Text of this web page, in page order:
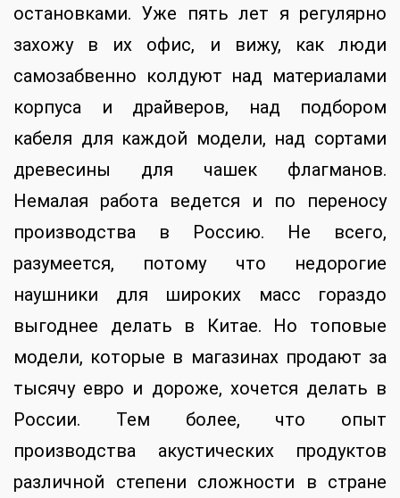
остановками. Уже пять лет я регулярно
захожу в их офис, и вижу, как люди
самозабвенно колдуют над материалами
корпуса и драйверов, над подбором
кабеля для каждой модели, над сортами
древесины для чашек флагманов.
Немалая работа ведется и по переносу
производства в Россию. Не всего,
разумеется, потому что недорогие
наушники для широких масс гораздо
выгоднее делать в Китае. Но топовые
модели, которые в магазинах продают за
тысячу евро и дороже, хочется делать в
России. Тем более, что опыт
производства акустических продуктов
различной степени сложности в стране